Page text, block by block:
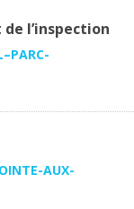
l’inspection
AUX-